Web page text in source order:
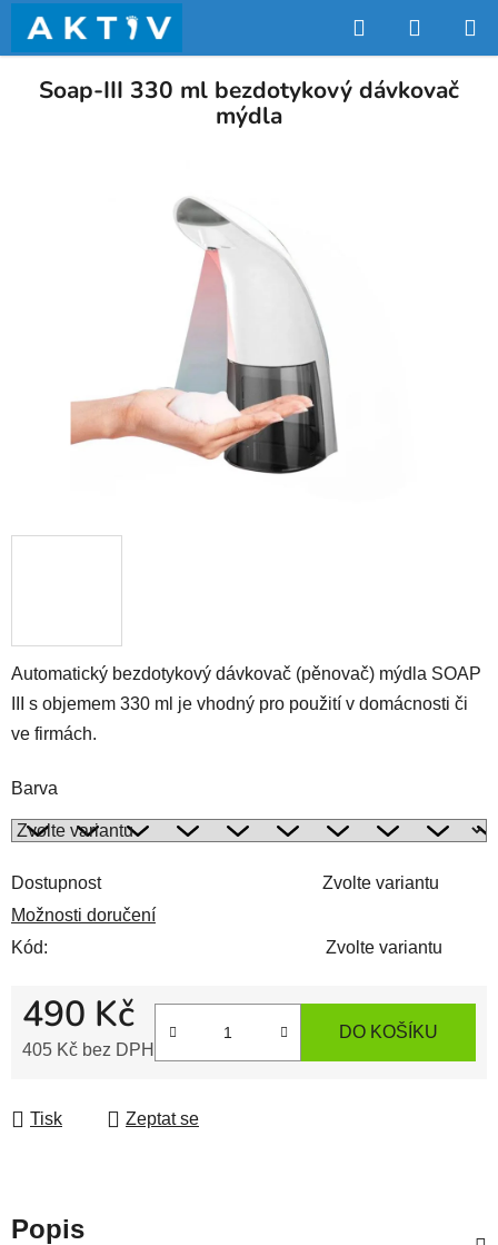
obsah
Hledat
KOŠÍK
Automatický bezdotykový dávkovač (pěnovač) mýdla SOAP
III s objemem 330 ml je vhodný pro použití v domácnosti či
ve firmách.
Barva
Dostupnost
Zvolte variantu
Možnosti doručení
Kód:
Zvolte variantu
490 Kč
405 Kč bez DPH
DO KOŠÍKU
Tisk Zeptat se
Soap-III 330 ml bezdotykový dávkovač
mýdla
Popis